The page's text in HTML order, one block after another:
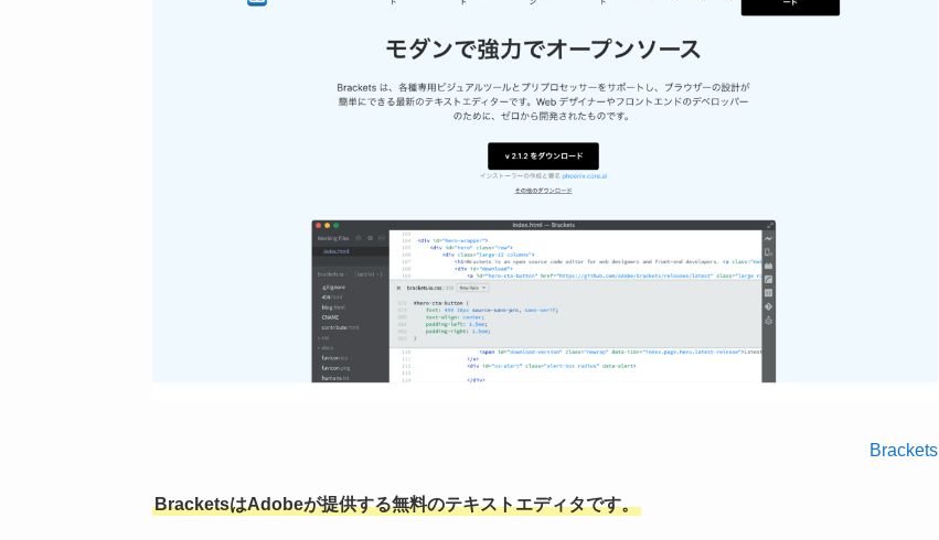
Brackets
BracketsはAdobeが提供する無料のテキストエディタです。